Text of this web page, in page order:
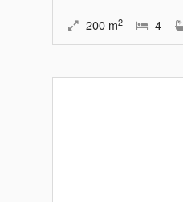
200 m2 4